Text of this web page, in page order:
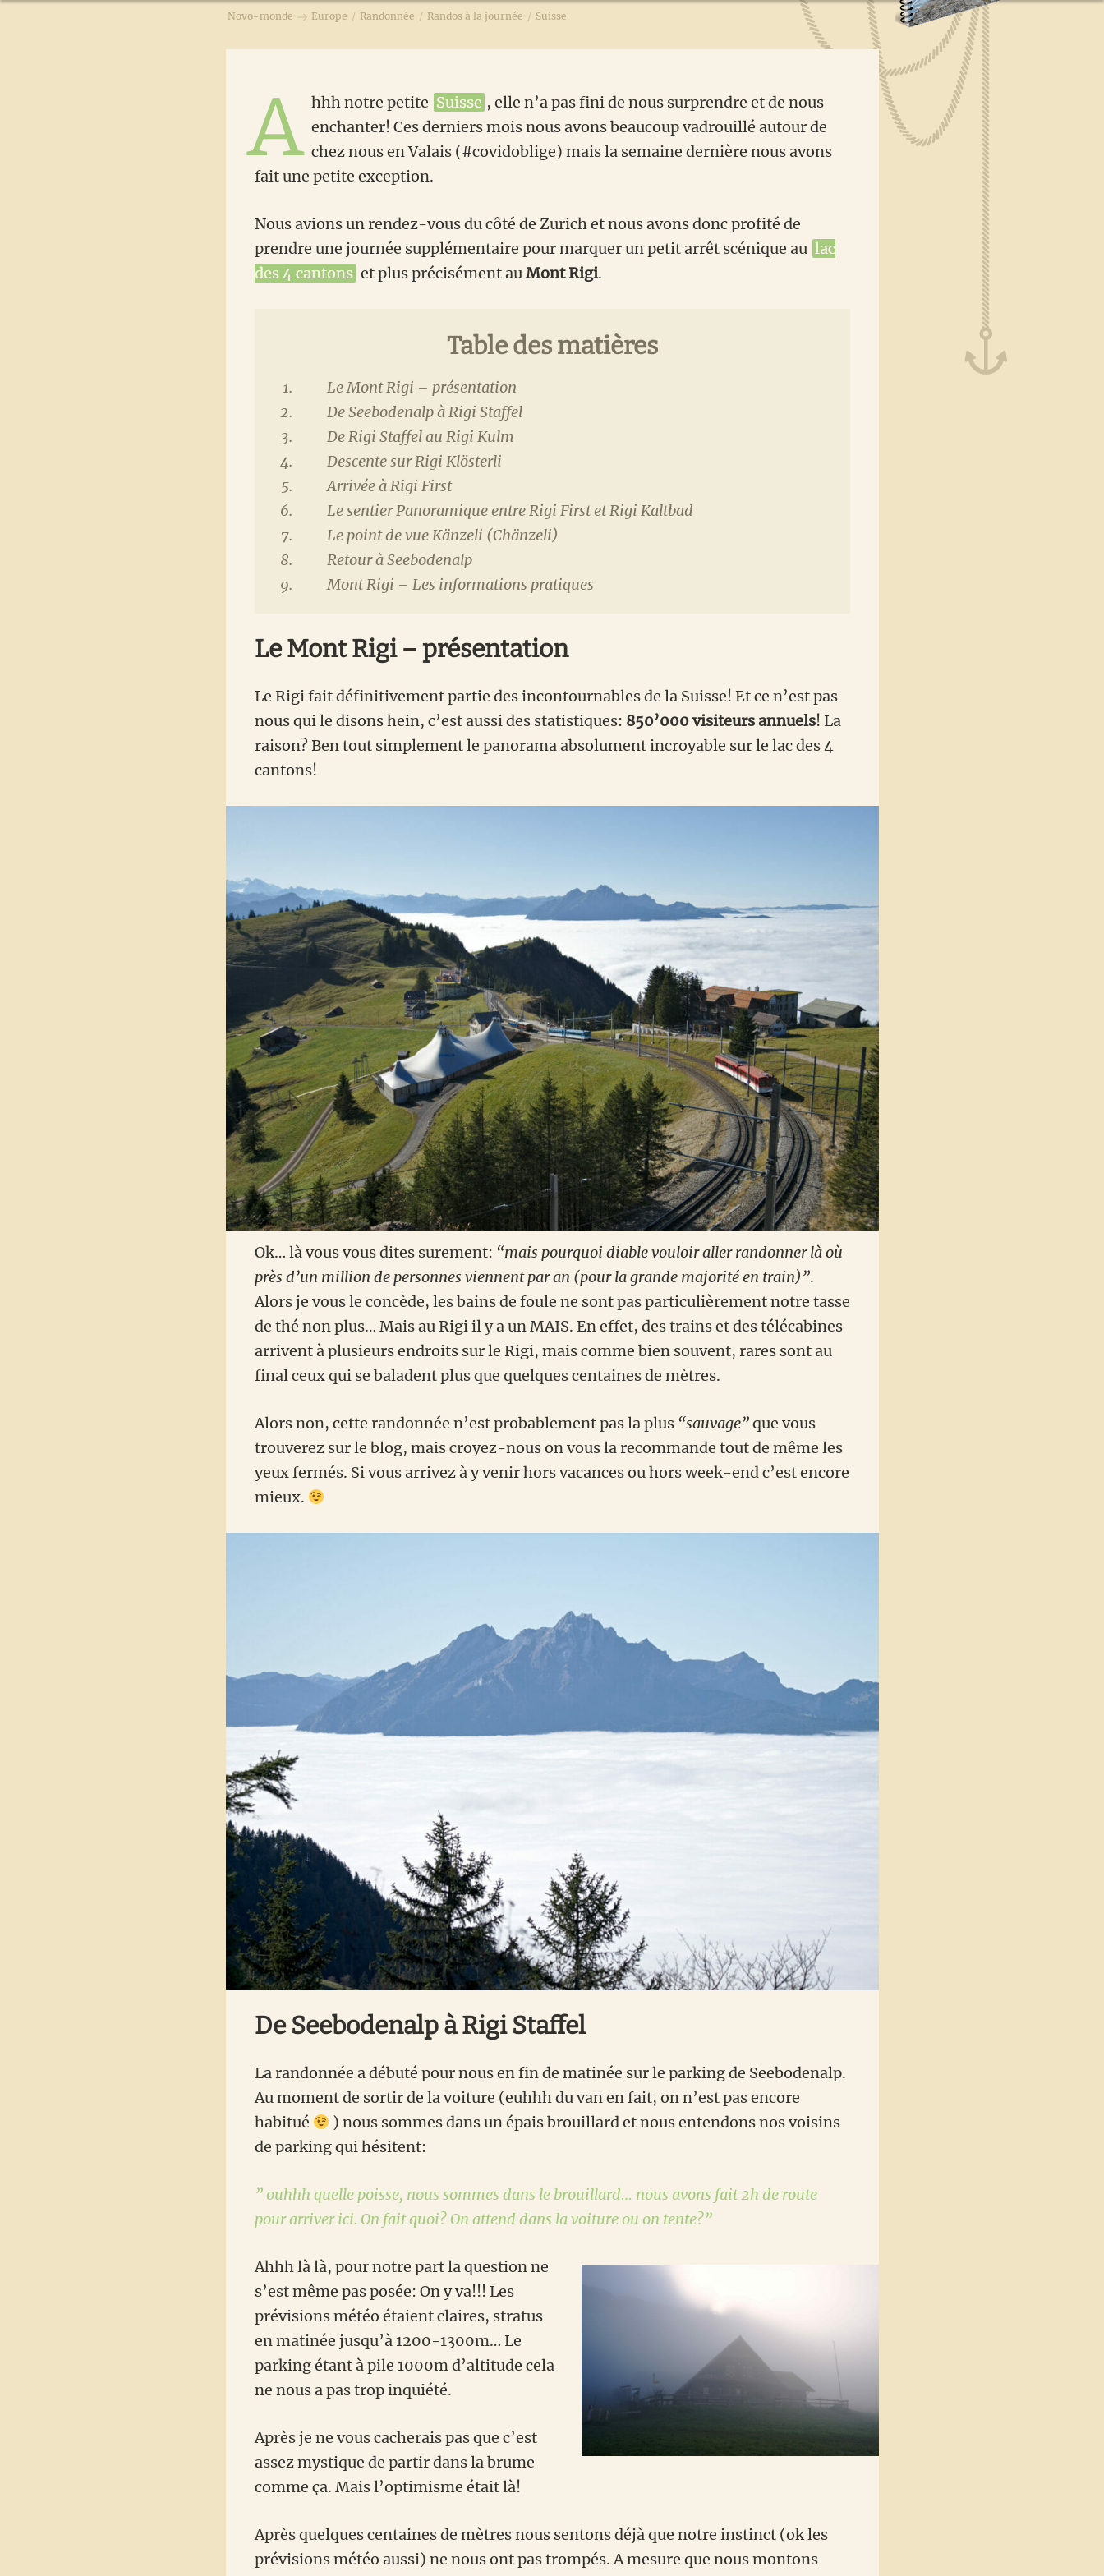
Novo-monde Europe / Randonnée / Randos à la journée / Suisse
A hhh notre petite Suisse , elle n’a pas fini de nous surprendre et de nous
enchanter! Ces derniers mois nous avons beaucoup vadrouillé autour de
chez nous en Valais (#covidoblige) mais la semaine dernière nous avons
fait une petite exception.
Nous avions un rendez-vous du côté de Zurich et nous avons donc profité de
prendre une journée supplémentaire pour marquer un petit arrêt scénique au lac
des 4 cantons et plus précisément auMont Rigi.
Table des matières
Le Mont Rigi – présentation
De Seebodenalp à Rigi Staffel
De Rigi Staffel au Rigi Kulm
Descente sur Rigi Klösterli
Arrivée à Rigi First
Le sentier Panoramique entre Rigi First et Rigi Kaltbad
Le point de vue Känzeli (Chänzeli)
Retour à Seebodenalp
Mont Rigi – Les informations pratiques
Le Mont Rigi – présentation
Le Rigi fait définitivement partie des incontournables de la Suisse! Et ce n’est pas
nous qui le disons hein, c’est aussi des statistiques: 850’000 visiteurs annuels! La
raison? Ben tout simplement le panorama absolument incroyable sur le lac des 4
cantons!
Ok… là vous vous dites surement: “mais pourquoi diable vouloir aller randonner là où
près d’un million de personnes viennent par an (pour la grande majorité en train)”.
Alors je vous le concède, les bains de foule ne sont pas particulièrement notre tasse
de thé non plus… Mais au Rigi il y a un MAIS. En effet, des trains et des télécabines
arrivent à plusieurs endroits sur le Rigi, mais comme bien souvent, rares sont au
final ceux qui se baladent plus que quelques centaines de mètres.
Alors non, cette randonnée n’est probablement pas la plus “sauvage”que vous
trouverez sur le blog, mais croyez-nous on vous la recommande tout de même les
yeux fermés. Si vous arrivez à y venir hors vacances ou hors week-end c’est encore
mieux.
De Seebodenalp à Rigi Staffel
La randonnée a débuté pour nous en fin de matinée sur le parking de Seebodenalp.
Au moment de sortir de la voiture (euhhh du van en fait, on n’est pas encore
habitué
) nous sommes dans un épais brouillard et nous entendons nos voisins
de parking qui hésitent:
” ouhhh quelle poisse, nous sommes dans le brouillard… nous avons fait 2h de route
pour arriver ici. On fait quoi? On attend dans la voiture ou on tente?”
Ahhh là là, pour notre part la question ne
s’est même pas posée: On y va!!! Les
prévisions météo étaient claires, stratus
en matinée jusqu’à 1200-1300m… Le
parking étant à pile 1000m d’altitude cela
ne nous a pas trop inquiété.
Après je ne vous cacherais pas que c’est
assez mystique de partir dans la brume
comme ça. Mais l’optimisme était là!
Après quelques centaines de mètres nous sentons déjà que notre instinct (ok les
prévisions météo aussi) ne nous ont pas trompés. A mesure que nous montons